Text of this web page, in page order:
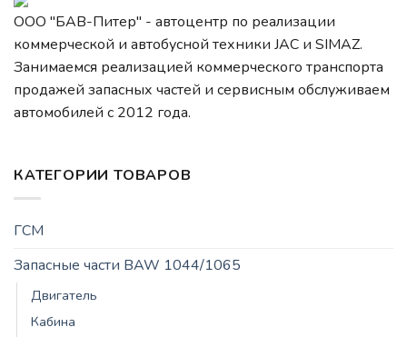
ООО "БАВ-Питер" - автоцентр по реализации
коммерческой и автобусной техники JAC и SIMAZ.
Занимаемся реализацией коммерческого транспорта
продажей запасных частей и сервисным обслуживаем
автомобилей c 2012 года.
КАТЕГОРИИ ТОВАРОВ
ГСМ
Запасные части BAW 1044/1065
Двигатель
Кабина